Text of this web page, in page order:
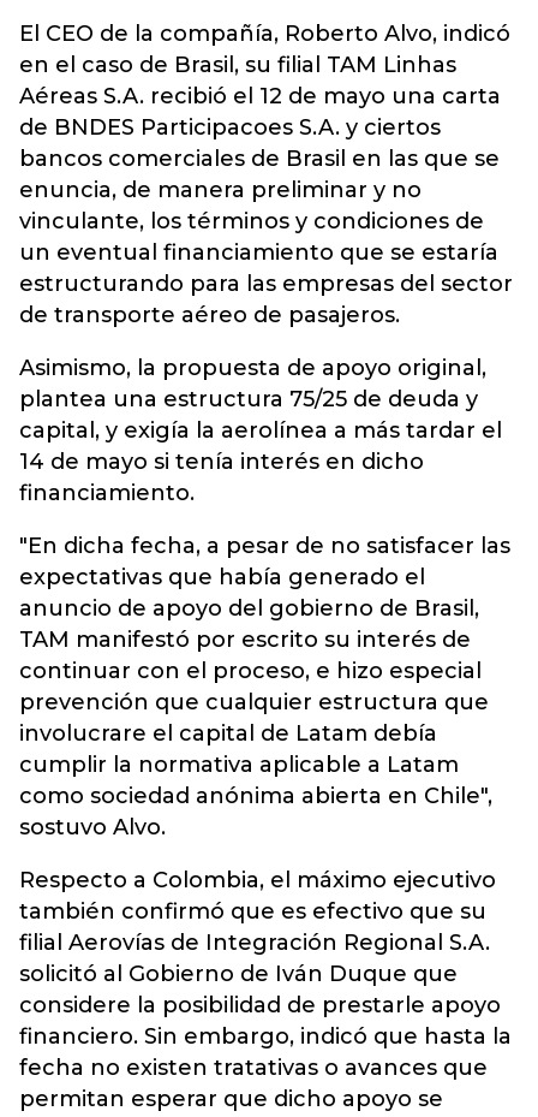
El CEO de la compañía, Roberto Alvo, indicó
en el caso de Brasil, su filial TAM Linhas
Aéreas S.A. recibió el 12 de mayo una carta
de BNDES Participacoes S.A. y ciertos
bancos comerciales de Brasil en las que se
enuncia, de manera preliminar y no
vinculante, los términos y condiciones de
un eventual financiamiento que se estaría
estructurando para las empresas del sector
de transporte aéreo de pasajeros.
Asimismo, la propuesta de apoyo original,
plantea una estructura 75/25 de deuda y
capital, y exigía la aerolínea a más tardar el
14 de mayo si tenía interés en dicho
financiamiento.
"En dicha fecha, a pesar de no satisfacer las
expectativas que había generado el
anuncio de apoyo del gobierno de Brasil,
TAM manifestó por escrito su interés de
continuar con el proceso, e hizo especial
prevención que cualquier estructura que
involucrare el capital de Latam debía
cumplir la normativa aplicable a Latam
como sociedad anónima abierta en Chile",
sostuvo Alvo.
Respecto a Colombia, el máximo ejecutivo
también confirmó que es efectivo que su
filial Aerovías de Integración Regional S.A.
solicitó al Gobierno de Iván Duque que
considere la posibilidad de prestarle apoyo
financiero. Sin embargo, indicó que hasta la
fecha no existen tratativas o avances que
permitan esperar que dicho apoyo se